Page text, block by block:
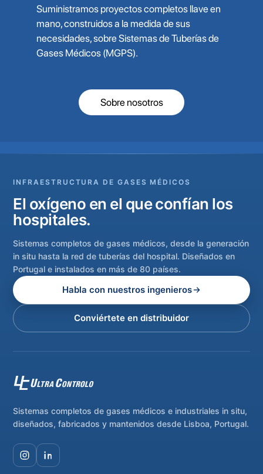
Suministramos proyectos completos llave en
mano, construidos a la medida de sus
necesidades, sobre Sistemas de Tuberías de
Gases Médicos (MGPS).
Sobre nosotros
INFRAESTRUCTURA DE GASES MÉDICOS
El oxígeno en el que confían los
hospitales.
Sistemas completos de gases médicos, desde la generación
in situ hasta la red de tuberías del hospital. Diseñados en
Portugal e instalados en más de 80 países.
Habla con nuestros ingenieros
Conviértete en distribuidor
Sistemas completos de gases médicos e industriales in situ,
diseñados, fabricados y mantenidos desde Lisboa, Portugal.